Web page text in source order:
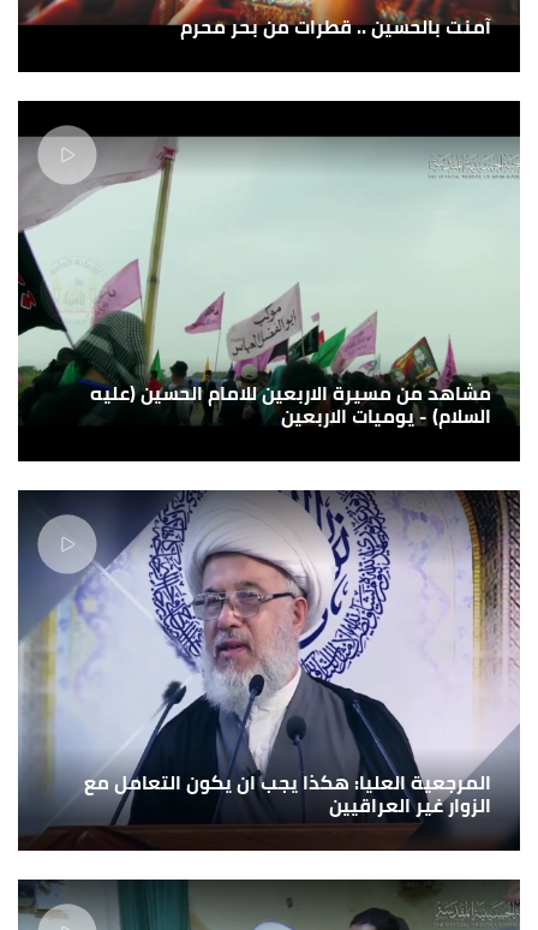
آمنت بالحسين .. قطرات من بحر محرم
مشاهد من مسيرة الاربعين للامام الحسين (عليه
السلام) - يوميات الاربعين
المرجعية العليا: هكذا يجب ان يكون التعامل مع
الزوار غير العراقيين